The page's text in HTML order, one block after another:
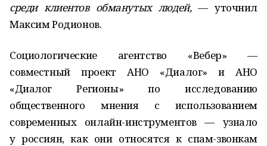
среди клиентов обманутых людей,— уточнил
Максим Родионов.
Социологические агентство «Вебер» —
совместный проект АНО «Диалог» и АНО
«Диалог Регионы» по исследованию
общественного мнения с использованием
современных онлайн-инструментов — узнало
у россиян, как они относятся к спам-звонкам